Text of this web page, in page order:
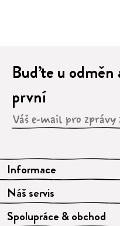
Informace
Náš servis
Spolupráce & obchod
Buďte u odměn
první